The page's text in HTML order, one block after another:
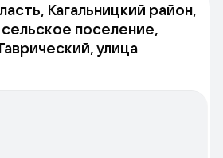
Кагальницкий район,
поселение,
улица